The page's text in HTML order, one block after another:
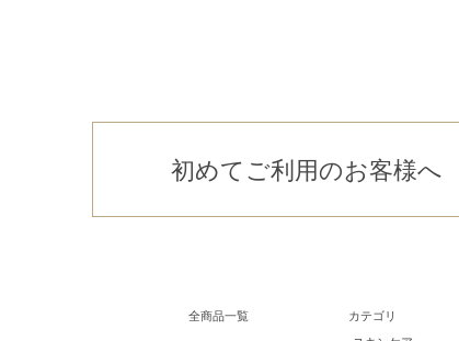
初めてご利用のお客様へ
全商品一覧
カテゴリ